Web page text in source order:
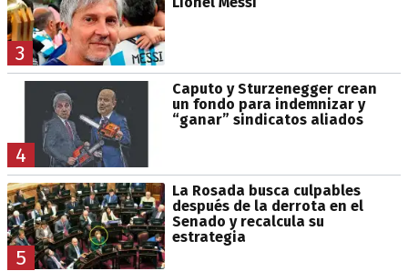
3
4
Caputo y Sturzenegger crean
un fondo para indemnizar y
“ganar” sindicatos aliados
5
La Rosada busca culpables
después de la derrota en el
Senado y recalcula su
estrategia